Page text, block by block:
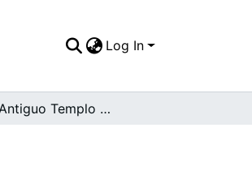
Log In
Torres Antiguo Templo San Sebastián de Roldanillo